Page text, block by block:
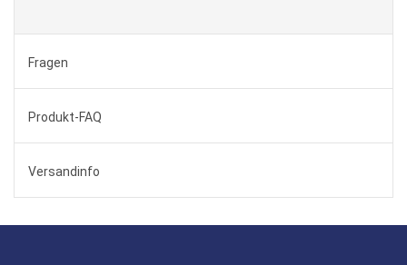
Fragen
Produkt-FAQ
Versandinfo